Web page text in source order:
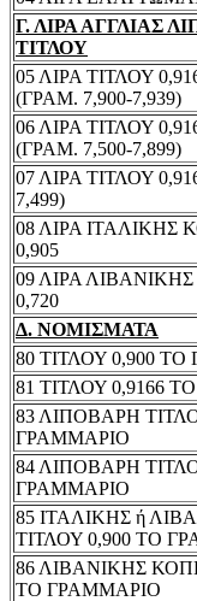
Γ. ΛΙΡΑ ΑΓΓΛΙΑΣ
ΤΙΤΛΟΥ
05 ΛΙΡΑ ΤΙΤΛΟΥ
(ΓΡΑΜ. 7,900-7,939)
06 ΛΙΡΑ ΤΙΤΛΟΥ
(ΓΡΑΜ. 7,500-7,899)
07 ΛΙΡΑ ΤΙΤΛΟΥ
7,499)
08 ΛΙΡΑ ΙΤΑΛΙΚΗΣ
0,905
09 ΛΙΡΑ
0,720
Δ. ΝΟΜΙΣΜΑΤΑ
80 ΤΙΤΛΟΥ 0,900
81 ΤΙΤΛΟΥ 0,9166
83 ΛΙΠΟΒΑΡΗ
ΓΡΑΜΜΑΡΙΟ
84 ΛΙΠΟΒΑΡΗ
ΓΡΑΜΜΑΡΙΟ
85 ΙΤΑΛΙΚΗΣ ή
ΤΙΤΛΟΥ 0,900 ΤΟ
86 ΛΙΒΑΝΙΚΗΣ
ΤΟ ΓΡΑΜΜΑΡΙΟ